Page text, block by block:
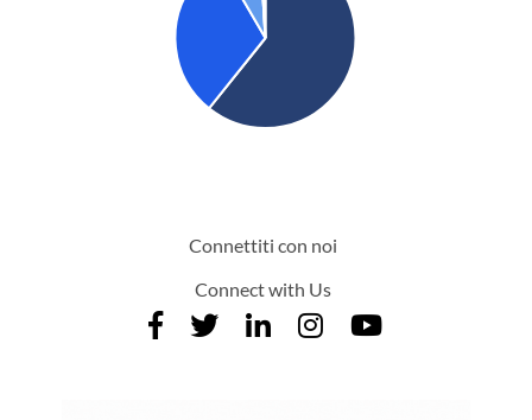
Connettiti con noi
Connect with Us